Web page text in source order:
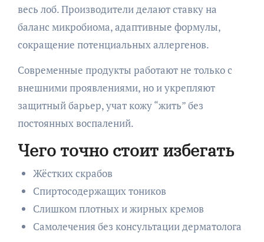
весь лоб. Производители делают ставку на
баланс микробиома, адаптивные формулы,
сокращение потенциальных аллергенов.
Современные продукты работают не только с
внешними проявлениями, но и укрепляют
защитный барьер, учат кожу “жить” без
постоянных воспалений.
Чего точно стоит избегать
Жёстких скрабов
Спиртосодержащих тоников
Слишком плотных и жирных кремов
Самолечения без консультации дерматолога